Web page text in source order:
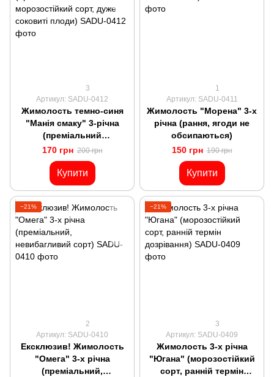
3
Артикул: SADU-0412
Жимолость темно-синя
"Манія смаку" 3-річна
(преміальний
морозостійкий сорт, дуже
соковиті плоди)
170 грн 200 грн
Купити
1
Артикул: SADU-0411
Жимолость "Морена" 3-х
річна (рання, ягоди не
обсипаються)
150 грн 190 грн
Купити
−21%
2
Артикул: SADU-0410
Ексклюзив! Жимолость
"Омега" 3-х річна
(преміальний,
−21%
3
Артикул: SADU-0409
Жимолость 3-х річна
"Югана" (морозостійкий
сорт, ранній термін